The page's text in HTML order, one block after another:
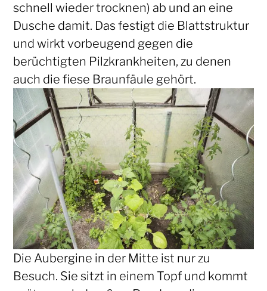
schnell wieder trocknen) ab und an eine
Dusche damit. Das festigt die Blattstruktur
und wirkt vorbeugend gegen die
berüchtigten Pilzkrankheiten, zu denen
auch die fiese Braunfäule gehört.
Die Aubergine in der Mitte ist nur zu
Besuch. Sie sitzt in einem Topf und kommt